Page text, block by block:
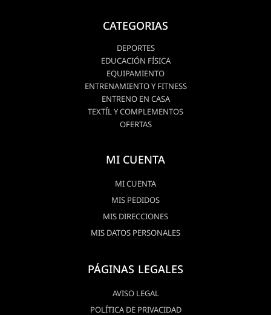
CATEGORIAS
DEPORTES
EDUCACIÓN FÍSICA
EQUIPAMIENTO
ENTRENAMIENTO Y FITNESS
ENTRENO EN CASA
TEXTÍL Y COMPLEMENTOS
OFERTAS
MI CUENTA
MI CUENTA
MIS PEDIDOS
MIS DIRECCIONES
MIS DATOS PERSONALES
PÁGINAS LEGALES
AVISO LEGAL
POLÍTICA DE PRIVACIDAD